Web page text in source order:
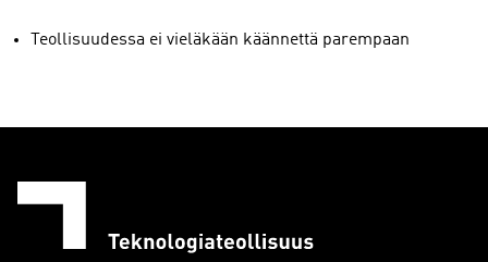
Teollisuudessa ei vieläkään käännettä parempaan